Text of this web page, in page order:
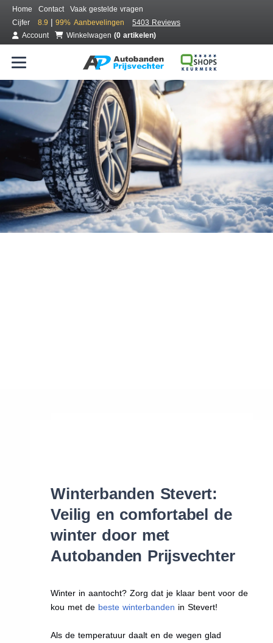
Home Contact
Vaak gestelde vragen
Cijfer
8.9 | 99% Aanbevelingen
5403 Reviews
Account
Winkelwagen (0 artikelen)
Bestel voordelig winterbanden
Gratis bezorgd of montage bij jou in de buurt
Seizoen:
Merken:
Winterbanden Stevert:
Veilig en comfortabel de
winter door met
Autobanden Prijsvechter
Winter in aantocht? Zorg dat je klaar bent voor de
kou met de beste winterbanden in Stevert!
Als de temperatuur daalt en de wegen glad